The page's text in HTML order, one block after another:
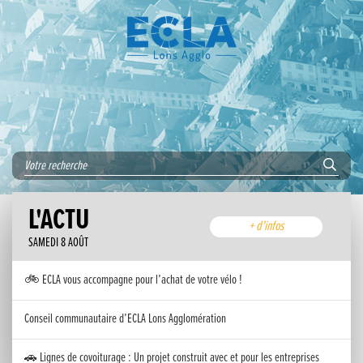
L'ACTU
SAMEDI 8 AOÛT
+ d'infos
🚲 ECLA vous accompagne pour l’achat de votre vélo !
Conseil communautaire d’ECLA Lons Agglomération
🚗 Lignes de covoiturage : Un projet construit avec et pour les entreprises